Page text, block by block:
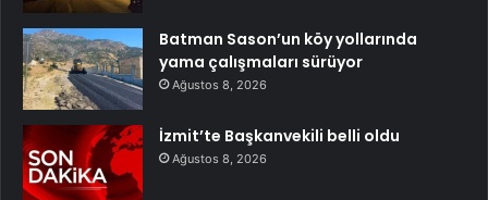
Batman Sason’un köy yollarında
yama çalışmaları sürüyor
Ağustos 8, 2026
İzmit’te Başkanvekili belli oldu
Ağustos 8, 2026